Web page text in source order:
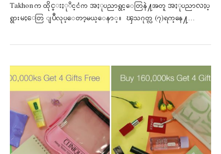
Takhon က ထိုင္းႏုိင္ငံက အႏုပညာရွင္ေတြနဲ႔အတူ အႏုပညာလႈပ္
ရွားမႈေတြ ျပဳလုပ္ေတာ့မယ္ေနာ္။ ၾသဂုတ္လ (၇)ရက္ေန႔…